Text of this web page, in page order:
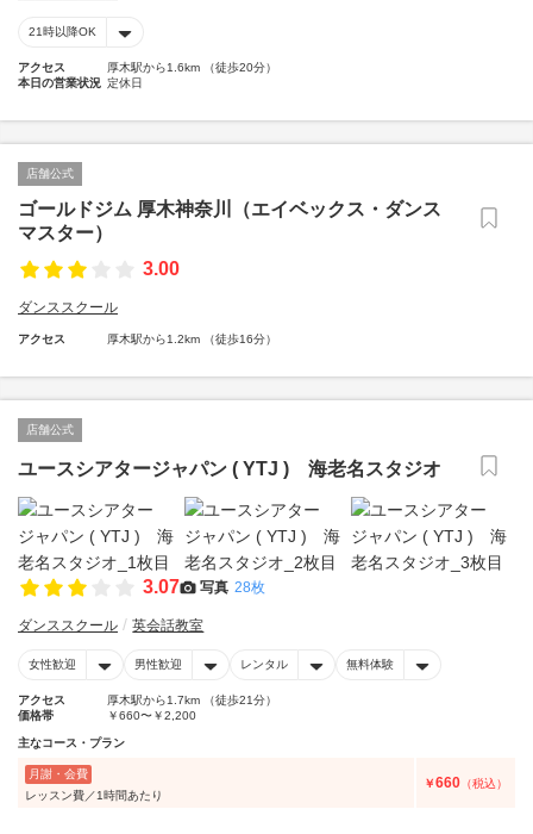
21時以降OK
アクセス
厚木駅から1.6km （徒歩20分）
本日の営業状況 定休日
店舗公式
ゴールドジム 厚木神奈川（エイベックス・ダンス
マスター）
3.00
ダンススクール
アクセス 厚木駅から1.2km （徒歩16分）
店舗公式
ユースシアタージャパン ( YTJ ) 海老名スタジオ
3.07 写真 28枚
ダンススクール 英会話教室
女性歓迎 男性歓迎 レンタル 無料体験
アクセス
厚木駅から1.7km （徒歩21分）
価格帯
￥660〜￥2,200
主なコース・プラン
月謝・会費
レッスン費／1時間あたり
￥660 （税込）